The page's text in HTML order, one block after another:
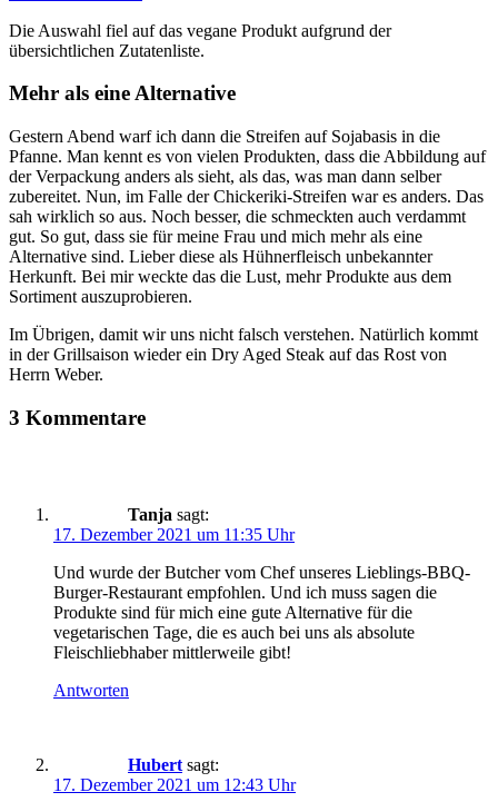
Die Auswahl fiel auf das vegane Produkt aufgrund der
übersichtlichen Zutatenliste.
Mehr als eine Alternative
Gestern Abend warf ich dann die Streifen auf Sojabasis in die
Pfanne. Man kennt es von vielen Produkten, dass die Abbildung auf
der Verpackung anders als sieht, als das, was man dann selber
zubereitet. Nun, im Falle der Chickeriki-Streifen war es anders. Das
sah wirklich so aus. Noch besser, die schmeckten auch verdammt
gut. So gut, dass sie für meine Frau und mich mehr als eine
Alternative sind. Lieber diese als Hühnerfleisch unbekannter
Herkunft. Bei mir weckte das die Lust, mehr Produkte aus dem
Sortiment auszuprobieren.
Im Übrigen, damit wir uns nicht falsch verstehen. Natürlich kommt
in der Grillsaison wieder ein Dry Aged Steak auf das Rost von
Herrn Weber.
3 Kommentare
Tanja sagt:
17. Dezember 2021 um 11:35 Uhr
Und wurde der Butcher vom Chef unseres Lieblings-BBQ-
Burger-Restaurant empfohlen. Und ich muss sagen die
Produkte sind für mich eine gute Alternative für die
vegetarischen Tage, die es auch bei uns als absolute
Fleischliebhaber mittlerweile gibt!
Antworten
Hubert sagt:
17. Dezember 2021 um 12:43 Uhr